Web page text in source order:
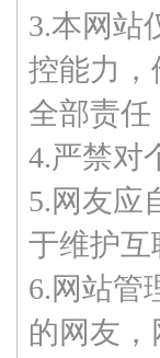
3.本网站
控能力，
全部责
4.严禁对
5.网友应
于维护互
6.网站管
的网友